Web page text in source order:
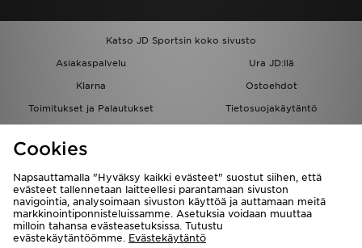
Katso JD Sportsin koko sivusto
Asiakaspalvelu
Ura JD:llä
Klarna
Ostoehdot
Toimitukset ja Palautukset
Tietosuojakäytäntö
Löydä myymälä
Kumppanuusohjelma
JD Blog
Cookies
Napsauttamalla "Hyväksy kaikki evästeet" suostut siihen, että
evästeet tallennetaan laitteellesi parantamaan sivuston
navigointia, analysoimaan sivuston käyttöä ja auttamaan meitä
markkinointiponnisteluissamme. Asetuksia voidaan muuttaa
milloin tahansa evästeasetuksissa. Tutustu
evästekäytäntöömme. Evästekäytäntö